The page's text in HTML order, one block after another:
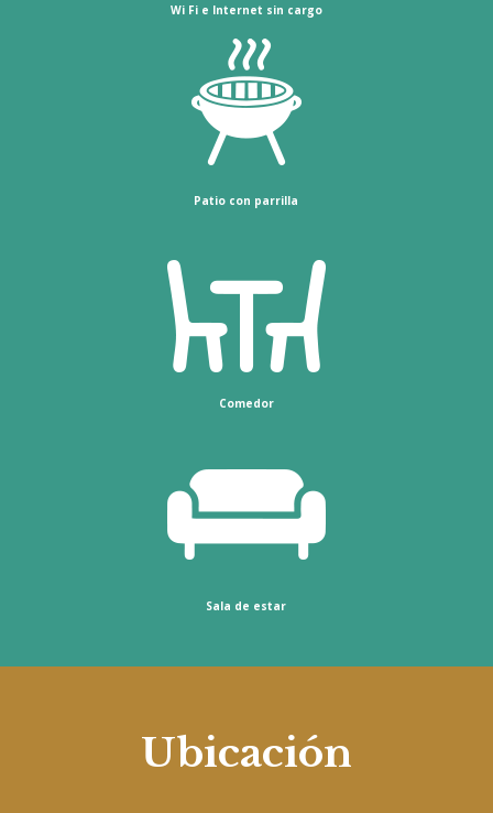
Wi Fi e Internet sin cargo
Patio con parrilla
Comedor
Sala de estar
Ubicación